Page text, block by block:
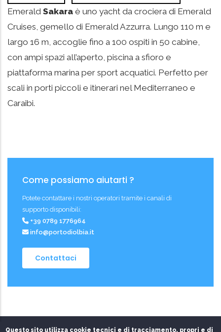
Emerald Sakara è uno yacht da crociera di Emerald
Cruises, gemello di Emerald Azzurra. Lungo 110 m e
largo 16 m, accoglie fino a 100 ospiti in 50 cabine,
con ampi spazi all’aperto, piscina a sfioro e
piattaforma marina per sport acquatici. Perfetto per
scali in porti piccoli e itinerari nel Mediterraneo e
Caraibi.
Come possiamo aiutarti ?
Potete contattare i nostri operatori tramite i canali di
supporto disponibili:
+39 0789 1776964
info@portodiolbia.it
Contattaci
Questo sito utilizza cookie tecnici e di tracciamento, propri e di